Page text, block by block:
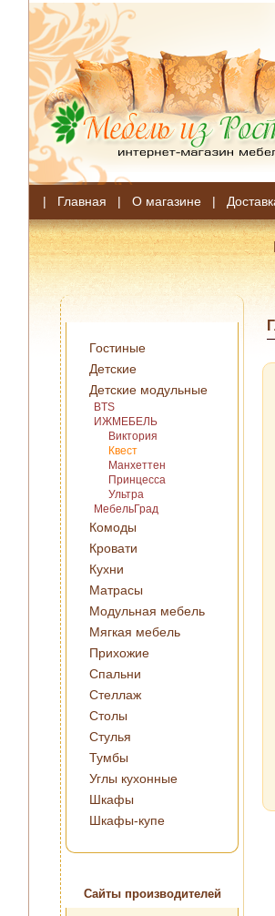
| Главная | О магазине |
Гостиные
Детские
Детские модульные
BTS
ИЖМЕБЕЛЬ
Виктория
Квест
Манхеттен
Принцесса
Ультра
МебельГрад
Комоды
Кровати
Кухни
Матрасы
Модульная мебель
Мягкая мебель
Прихожие
Спальни
Стеллаж
Столы
Стулья
Тумбы
Углы кухонные
Шкафы
Шкафы-купе
Сайты производителей